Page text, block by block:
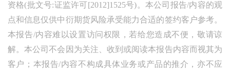
资格(批文号:证监许可[2012]1525号)。本公司报告/内容的观
点和信息仅供中衍期货风险承受能力合适的签约客户参考。
本报告/内容难以设置访问权限，若给您造成不便，敬请谅
解。本公司不会因为关注、收到或阅读本报告内容而视其为
客户；本报告/内容不构成具体业务或产品的推介，亦不应